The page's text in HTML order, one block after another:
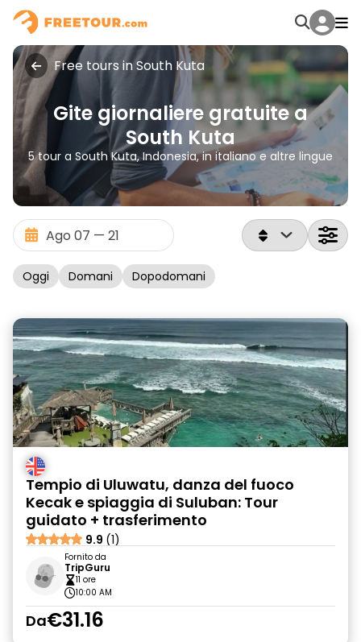
Free tours in South Kuta
Gite giornaliere gratuite a
South Kuta
5 tour a South Kuta, Indonesia, in italiano e altre lingue
Oggi Domani Dopodomani
Tempio di Uluwatu, danza del fuoco
Kecak e spiaggia di Suluban: Tour
guidato + trasferimento
9.9 (1)
Fornito da
TripGuru
11 ore
10:00 AM
Da€31.16